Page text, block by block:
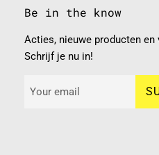
Be in the know
Acties, nieuwe producten en
Schrijf je nu in!